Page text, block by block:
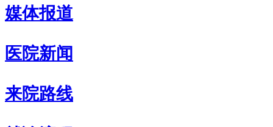
媒体报道
医院新闻
来院路线